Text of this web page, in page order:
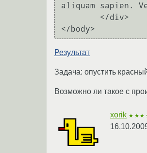
aliquam sapien.
Результат
Задача: опустить
Возможно ли такое с
xorik